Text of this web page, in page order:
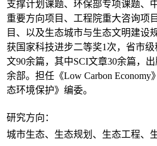
支撑计划课题、环保部专项课题、
重要方向项目、工程院重大咨询项
目、以及生态城市与生态文明建设
获国家科技进步二等奖1次，省市
文90余篇，其中SCI文章30余篇，
余部。担任《Low Carbon
态环境保护》编委。
研究方向：
城市生态、生态规划、生态工程、